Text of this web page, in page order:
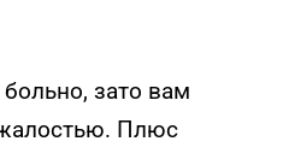
зато вам
Плюс